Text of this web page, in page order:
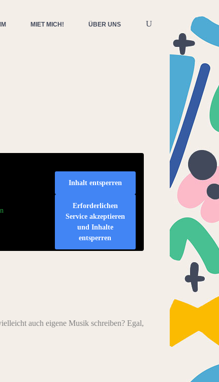
MIET MICH! ÜBER UNS
Inhalt entsperren
Erforderlichen
Service akzeptieren
und Inhalte
entsperren
auch eigene Musik schreiben? Egal,